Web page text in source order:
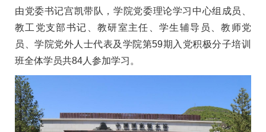
由党委书记宫凯带队，学院党委理论学习中心组成员、
教工党支部书记、教研室主任、学生辅导员、教师党
员、学院党外人士代表及学院第59期入党积极分子培训
班全体学员共84人参加学习。